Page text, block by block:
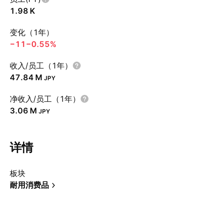
‪1.98 K‬
变化（1年）
−11 −0.55%
收入/员工（1年）
‪47.84 M‬ JPY
净收入/员工（1年）
‪3.06 M‬ JPY
详情
板块
耐用消费品